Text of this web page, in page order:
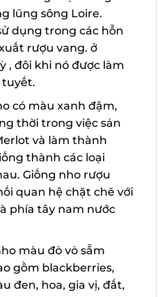
của Thung
việc được sử
hợp và được sản
và Hoa Kỳ ,
thành rượu vang
có màu xanh đậm,
thời trong việc sản
và làm thành
thành các loại
Giống nho rượu
quan hệ chặt chẽ
và phía tây nam
màu đỏ vỏ sẫm
gồm blackberries,